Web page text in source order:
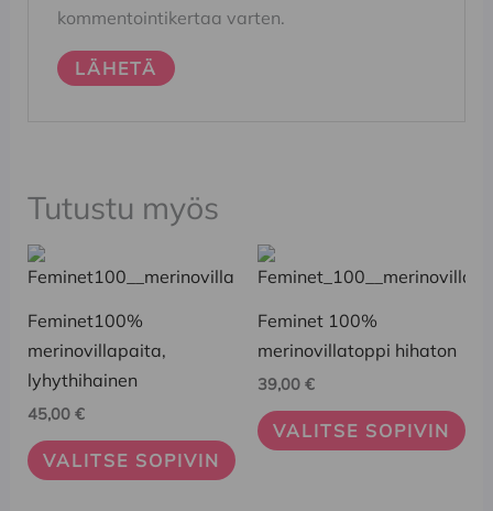
kommentointikertaa varten.
Tutustu myös
Feminet100%
merinovillapaita,
lyhythihainen
45,00 €
VALITSE SOPIVIN
Tällä
tuotteella
on
useampi
muunnelma.
Voit
tehdä
valinnat
Feminet 100%
merinovillatoppi hihaton
39,00 €
VALITSE SOPIVIN
Tällä
tuotteella
on
useampi
muunnelma.
Voit
tehdä